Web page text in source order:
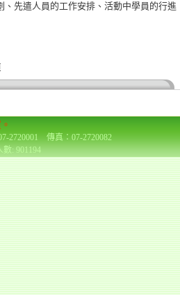
先遣人員的工作安排、活動中學員的行進
2720001 傳真：07-2720082
: 901194